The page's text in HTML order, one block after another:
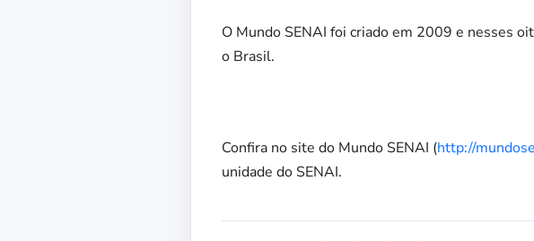
O Mundo SENAI foi criado em 2009 e nesses
o Brasil.
Confira no site do Mundo SENAI (http://
unidade do SENAI.